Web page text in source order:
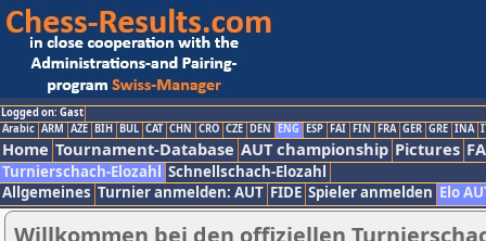
Logged on: Gast
Arabic ARM AZE BIH BUL CAT CHN CRO CZE DEN ENG ESP FAI FIN FRA GER GRE INA
Home Tournament-Database AUT championship Pictures
Turnierschach-Elozahl Schnellschach-Elozahl
Allgemeines Turnier anmelden: AUT FIDE Spieler anmelden Elo
Willkommen bei den offiziellen